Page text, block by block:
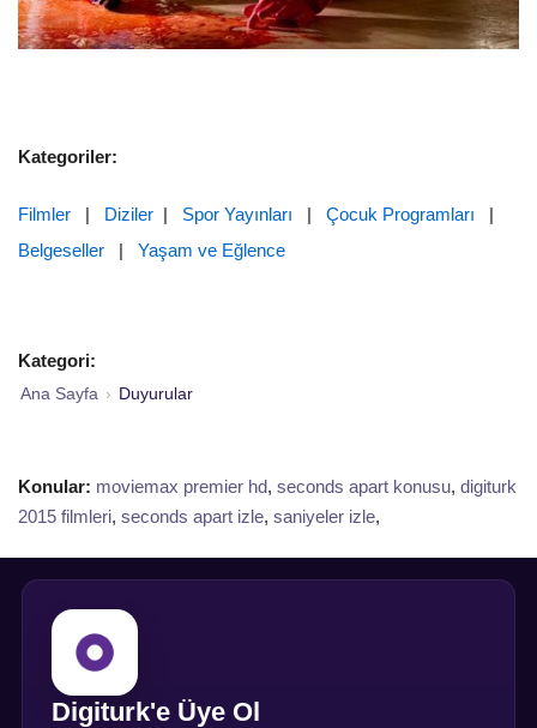
Kategoriler:
Filmler | Diziler | Spor Yayınları | Çocuk Programları |
Belgeseller | Yaşam ve Eğlence
Kategori:
Ana Sayfa › Duyurular
Konular: moviemax premier hd, seconds apart konusu, digiturk
2015 filmleri, seconds apart izle, saniyeler izle,
Digiturk'e Üye Ol